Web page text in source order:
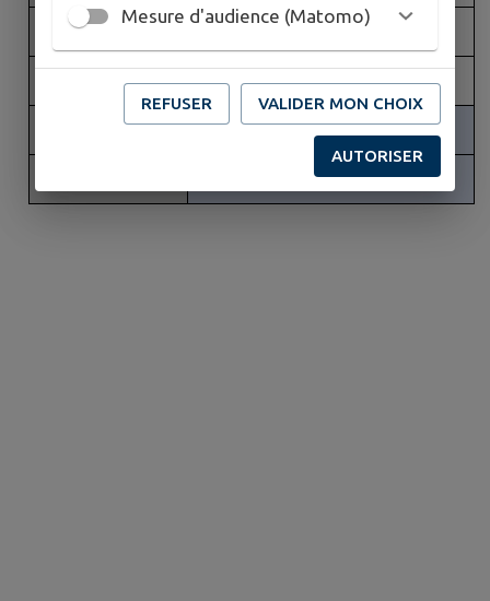
Conseillère VINET Anne-Laure
Conseillère MICHEAU Mathilde
Suppléant DESCHAMPS Xavier
GRAFFOULIERE Brigitte
Mesure d'audience (Matomo)
REFUSER VALIDER MON CHOIX
AUTORISER